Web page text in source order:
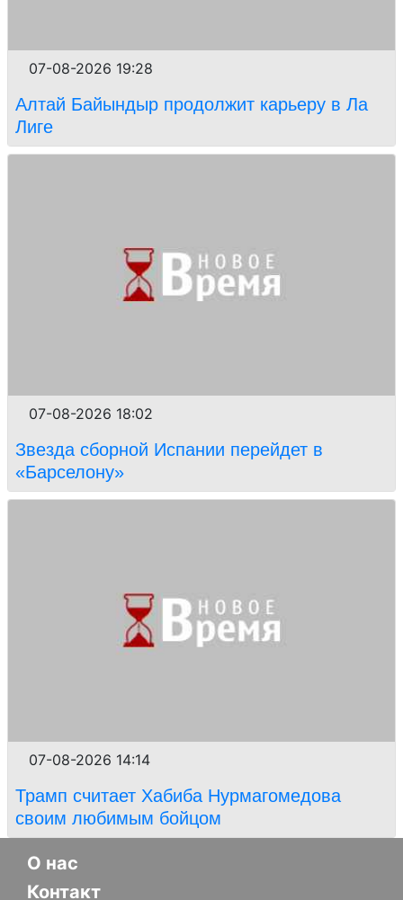
07-08-2026 19:28
Алтай Байындыр продолжит карьеру в Ла
Лиге
07-08-2026 18:02
Звезда сборной Испании перейдет в
«Барселону»
07-08-2026 14:14
Трамп считает Хабиба Нурмагомедова
своим любимым бойцом
О нас
Контакт